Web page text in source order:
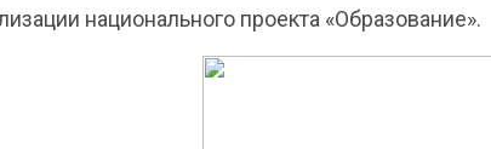
национального проекта «Образование».